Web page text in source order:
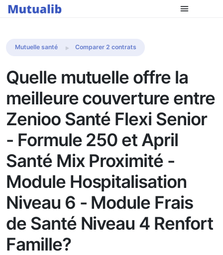
Comparer les mutuelles
Mutuelle santé Comparer 2 contrats
Quelle mutuelle offre la
meilleure couverture entre
Zenioo Santé Flexi Senior
- Formule 250 et April
Santé Mix Proximité -
Module Hospitalisation
Niveau 6 - Module Frais
de Santé Niveau 4 Renfort
Famille?